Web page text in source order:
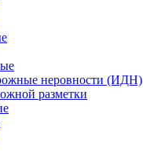
неровности (ИДН)
разметки